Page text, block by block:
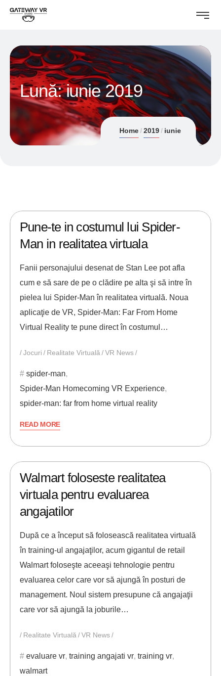
Lună:iunie 2019
Home 2019 iunie
Pune-te in costumul lui Spider-
Man in realitatea virtuala
Fanii personajului desenat de Stan Lee pot afla
cum e să sare de pe o clădire pe alta şi să intre în
pielea lui Spider-Man în realitatea virtuală. Noua
aplicaţie de VR, Spider-Man: Far From Home
Virtual Reality te pune direct în costumul…
Jocuri Realitate Virtuală VR News
spider-man,
Spider-Man Homecoming VR Experience,
spider-man: far from home virtual reality
READ MORE
Walmart foloseste realitatea
virtuala pentru evaluarea
angajatilor
După ce a început să folosească realitatea virtuală
în training-ul angajaţilor, acum gigantul de retail
Walmart foloseşte aceeaşi tehnologie pentru
evaluarea celor care vor să ajungă în posturi de
management. Noul sistem presupune că angajaţii
care vor să ajungă la joburile…
Realitate Virtuală VR News
evaluare vr, training angajati vr, training vr,
walmart